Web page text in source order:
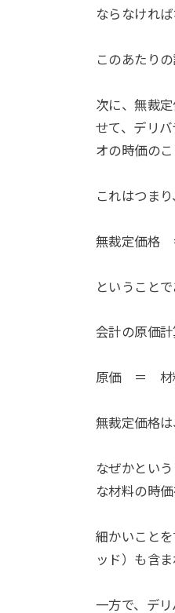
ならなければ
このあたり
次に、無裁
せて、デリ
オの時価のこ
これはつまり
無裁定価格
ということで
会計の原価
原価 ＝
無裁定価格
なぜかとい
な材料の時
細かいこと
ッド）も含ま
一方で、デ